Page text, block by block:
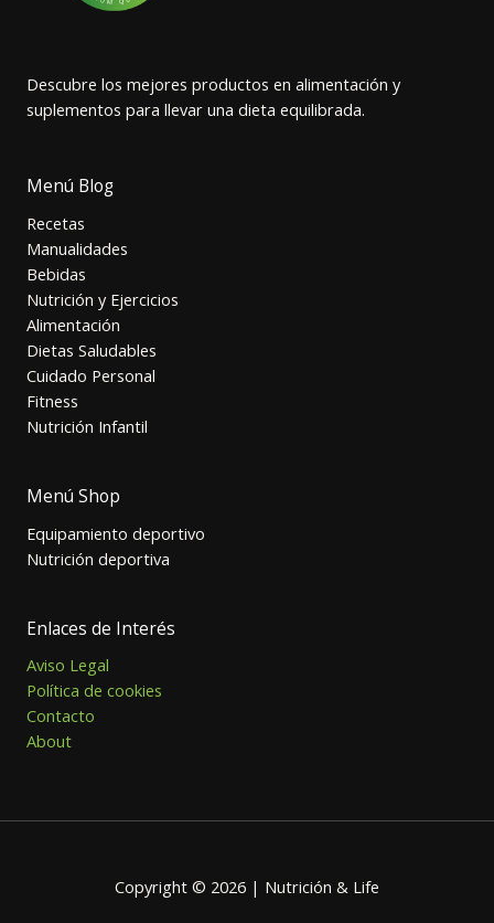
Descubre los mejores productos en alimentación y
suplementos para llevar una dieta equilibrada.
Menú Blog
Recetas
Manualidades
Bebidas
Nutrición y Ejercicios
Alimentación
Dietas Saludables
Cuidado Personal
Fitness
Nutrición Infantil
Menú Shop
Equipamiento deportivo
Nutrición deportiva
Enlaces de Interés
Aviso Legal
Política de cookies
Contacto
About
Copyright © 2026 | Nutrición & Life